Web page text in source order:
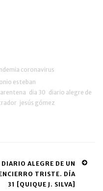
coronavirus
esteban
dia 30 diario alegre de
jesús gómez
DIARIO ALEGRE DE UN
TRISTE. DÍA
31 [QUIQUE J. SILVA]